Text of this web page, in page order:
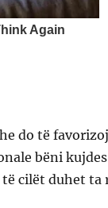
do të
bëni
cilët duhet